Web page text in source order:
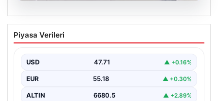
05.08.2026
2 Yaşındaki Bebeğin Hayatını Kurtaran
Havalimanı Personeline Ödül
bir olayda, 2 yaşındaki Liam isimli bir çocuğun…
Piyasa Verileri
USD 47.71 ▲ +0.16%
EUR 55.18 ▲ +0.30%
ALTIN 6680.5 ▲ +2.89%